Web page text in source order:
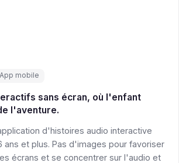
App mobile
sans écran, où l'enfant
l'aventure.
d'histoires audio interactive
ans et plus. Pas d'images pour favoriser
écrans et se concentrer sur l'audio et